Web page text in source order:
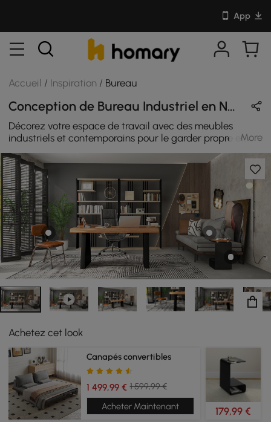
App
Accueil / Inspiration / Bureau
Conception de Bureau Industriel en Naturel / Brun / Noir avec En Bois / Métal / Pierre Frittée / Coton
Décorez votre espace de travail avec des meubles
industriels et contemporains pour le garder propre et
bien rangé et créer votre espace idéal.
More
Achetez cet look
Canapés convertibles
1 499,99 € 1 599,99 €
Acheter Maintenant
179,99 €